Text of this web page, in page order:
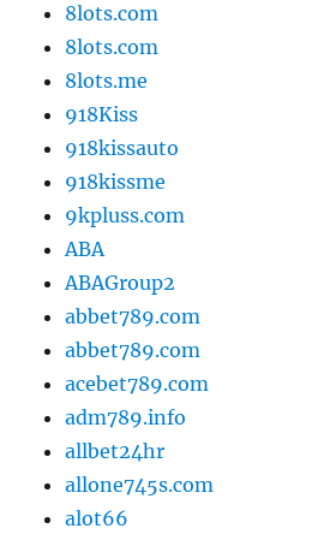
8lots.com
8lots.com
8lots.me
918Kiss
918kissauto
918kissme
9kpluss.com
ABA
ABAGroup2
abbet789.com
abbet789.com
acebet789.com
adm789.info
allbet24hr
allone745s.com
alot66